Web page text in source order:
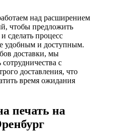
над расширением
чтобы предложить
сделать процесс
удобным и доступным.
доставки, мы
с
доставления, что
время ожидания
печать на